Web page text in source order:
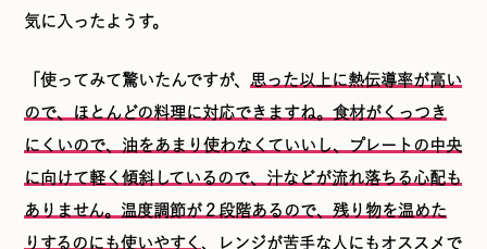
気に入ったようす。
「使ってみて驚いたんですが、
思った以上に熱伝導率が高い
ので、ほとんどの料理に対応できますね。食材がくっつき
にくいので、油をあまり使わなくていいし、プレートの中央
に向けて軽く傾斜しているので、汁などが流れ落ちる心配も
ありません。温度調節が２段階あるので、残り物を温めた
りするのにも使いやすく 、レンジが苦手な人にもオススメで